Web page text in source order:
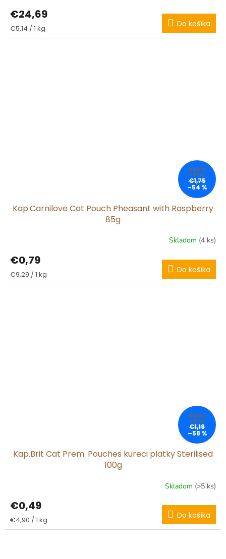
€24,69
Jednotková
cena:
€5,14 / 1 kg Do košíka
€1,75
–54 %
Kap.Carnilove Cat Pouch Pheasant with Raspberry
85g
Skladom (4 ks)
€0,79
Jednotková
cena:
€9,29 / 1 kg Do košíka
€1,19
–58 %
Kap.Brit Cat Prem. Pouches kureci platky Sterilised
100g
Skladom (>5 ks)
€0,49
Jednotková
cena:
€4,90 / 1 kg Do košíka